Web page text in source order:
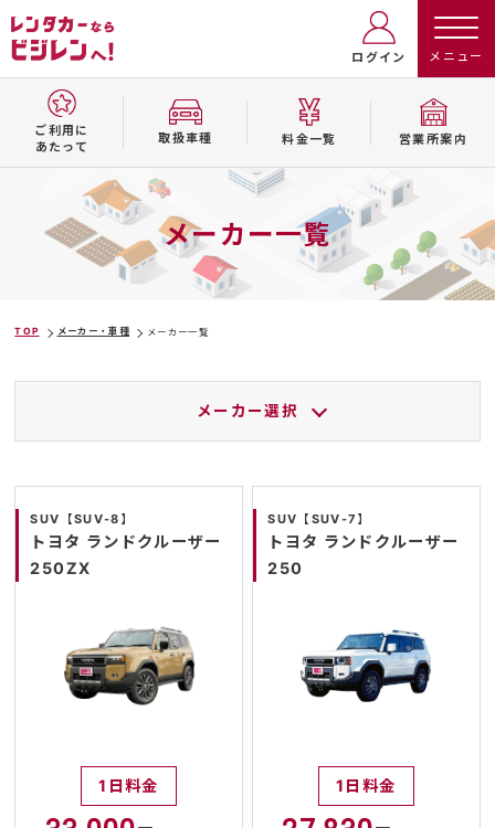
ログイン
ご利用に
あたって
取扱⾞種 料⾦⼀覧 営業所案内
メーカー一覧
TOP メーカー・車種 メーカー一覧
メーカー選択
SUV【SUV-8】
トヨタ ランドクルーザー
250ZX
1日料金
SUV【SUV-7】
トヨタ ランドクルーザー
250
1日料金